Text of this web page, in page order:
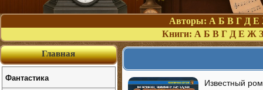
Авторы: А Б В Г Д Е
Книги: А Б В Г Д Е Ж З
Известный
Главная
Фантастика